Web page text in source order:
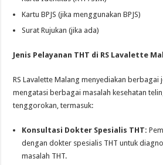
Kartu BPJS (jika menggunakan BPJS)
Surat Rujukan (jika ada)
Jenis Pelayanan THT di RS Lavalette
RS Lavalette Malang menyediakan berbagai
mengatasi berbagai masalah kesehatan
tenggorokan, termasuk:
Konsultasi Dokter Spesialis THT:
dengan dokter spesialis THT untuk
masalah THT.